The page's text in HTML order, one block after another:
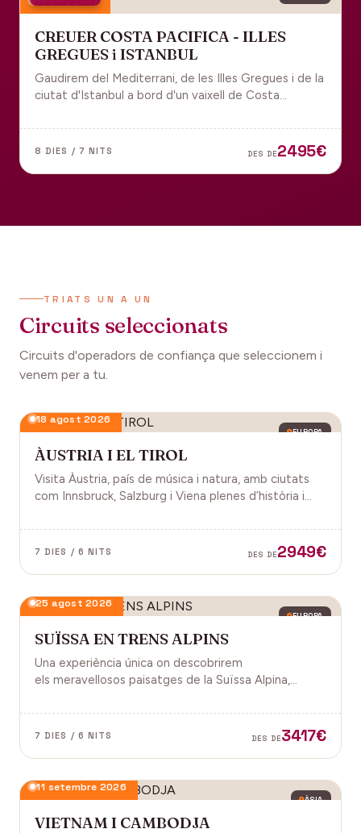
CREUER COSTA PACIFICA - ILLES
GREGUES i ISTANBUL
Gaudirem del Mediterrani, de les Illes Gregues i de la
ciutat d'Istanbul a bord d'un vaixell de Costa
8 DIES / 7 NITS DES DE2495€
TRIATS UN A UN
Circuits seleccionats
Circuits d'operadors de confiança que seleccionem i
venem per a tu.
EUROPA
18 agost 2026
ÀUSTRIA I EL TIROL
Visita Àustria, país de música i natura, amb ciutats
com Innsbruck, Salzburg i Viena plenes d’història i
7 DIES / 6 NITS DES DE2949€
EUROPA
25 agost 2026
SUÏSSA EN TRENS ALPINS
Una experiència única on descobrirem
els meravellosos paisatges de la Suïssa Alpina,
gastronomia i molt més!
7 DIES / 6 NITS DES DE3417€
ÀSIA
11 setembre 2026
VIETNAM I CAMBODJA